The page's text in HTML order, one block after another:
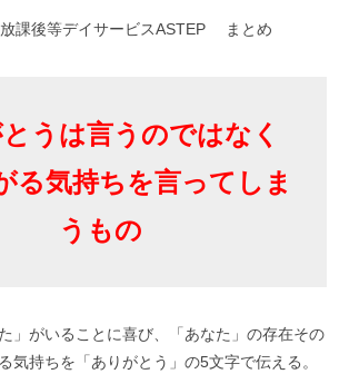
うは言うのではなく
る気持ちを言ってしま
うもの
」がいることに喜び、「あなた」の存在その
気持ちを「ありがとう」の5文字で伝える。